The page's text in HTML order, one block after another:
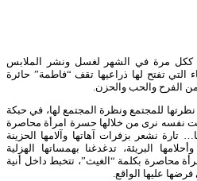
ككل مرة في الشهر لغسل ونشر الملابس
تفتح لها ذراعيها تقف “فاطمة” حائرة
الفرح والحب والحزن.
للمجتمع ونظرة المجتمع لها، في حبكة
نفسه نرى من خلالها حسرة امرأة محاصرة
نشعر بزفرات آهاتها وآلامها الحزينة
البريئة، تدغدغنا بهمساتها الهزلية
محاصرة بكلمة “الغيث”، تتخبط داخل أنية
عليها الواقع.